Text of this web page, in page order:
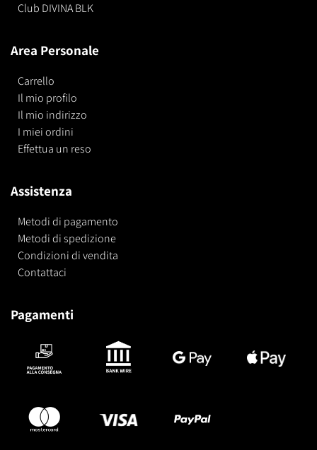
Club DIVINA BLK
Area Personale
Carrello
Il mio profilo
Il mio indirizzo
I miei ordini
Effettua un reso
Assistenza
Metodi di pagamento
Metodi di spedizione
Condizioni di vendita
Contattaci
Pagamenti